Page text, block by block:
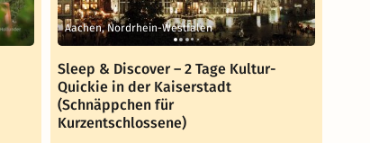
Aachen, Nordrhein-Westfalen
Sleep & Discover – 2 Tage Kultur-
Quickie in der Kaiserstadt
(Schnäppchen für
Kurzentschlossene)